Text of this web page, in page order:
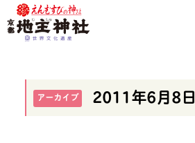
アーカイブ 2011年6月8日